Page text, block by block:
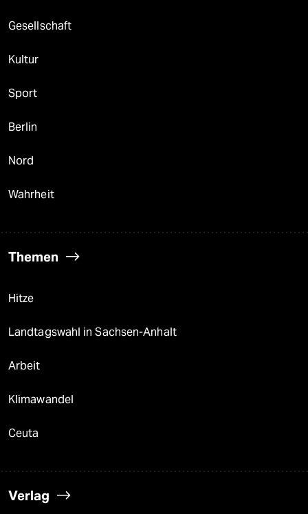
Gesellschaft
Kultur
Sport
Berlin
Nord
Wahrheit
Themen
Hitze
Landtagswahl in Sachsen-Anhalt
Arbeit
Klimawandel
Ceuta
Verlag